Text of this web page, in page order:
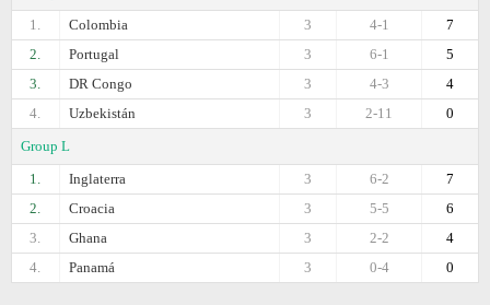
1.
Colombia 7
4-1
3
2.
Portugal 5
6-1
3
3.
DR Congo 4
4-3
3
4.
Uzbekistán 0
2-11
3
Group L
1.
Inglaterra 7
6-2
3
2.
Croacia 6
5-5
3
3.
Ghana 4
2-2
3
4.
Panamá 0
0-4
3